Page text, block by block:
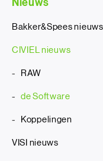
Nieuws
Bakker&Spees nieuws
CIVIEL nieuws
RAW
de Software
Koppelingen
VISI nieuws